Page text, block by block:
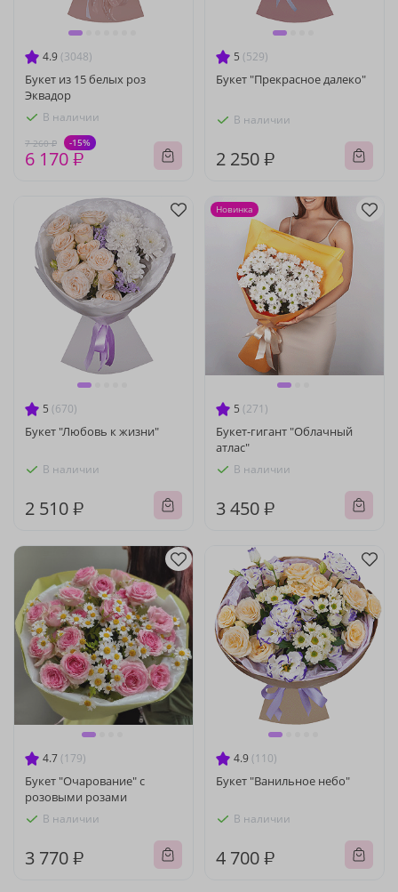
4.9 (3048)
Букет из 15 белых роз
Эквадор
В наличии
7 260 ₽ -15%
6 170 ₽
5 (529)
Букет "Прекрасное далеко"
В наличии
2 250 ₽
5 (670)
Букет "Любовь к жизни"
В наличии
2 510 ₽
5 (271)
Букет-гигант "Облачный
атлас"
В наличии
3 450 ₽
Новинка
4.7 (179)
Букет "Очарование" с
розовыми розами
В наличии
3 770 ₽
4.9 (110)
Букет "Ванильное небо"
В наличии
4 700 ₽